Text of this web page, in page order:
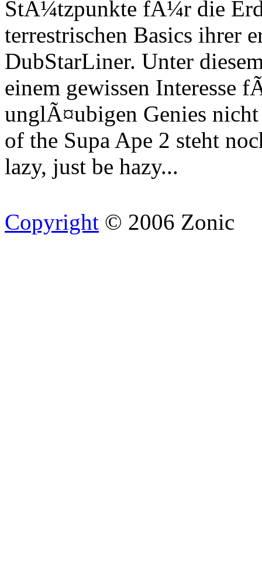
StÃ¼tzpunkte fÃ¼r die
terrestrischen Basics ihrer
DubStarLiner. Unter
einem gewissen Interesse
unglÃ¤ubigen Genies
of the Supa Ape 2 steht
lazy, just be hazy...
Copyright © 2006 Zonic